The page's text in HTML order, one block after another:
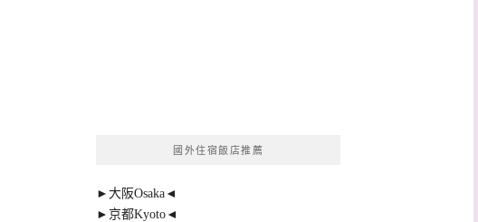
國外住宿飯店推薦
►大阪Osaka◄
►京都Kyoto◄